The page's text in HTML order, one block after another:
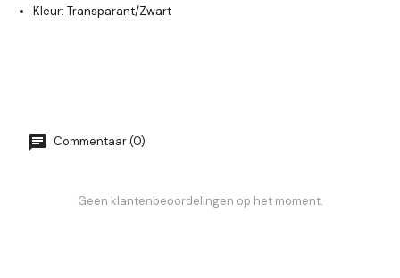
Kleur: Transparant/Zwart
Commentaar (0)
Geen klantenbeoordelingen op het moment.